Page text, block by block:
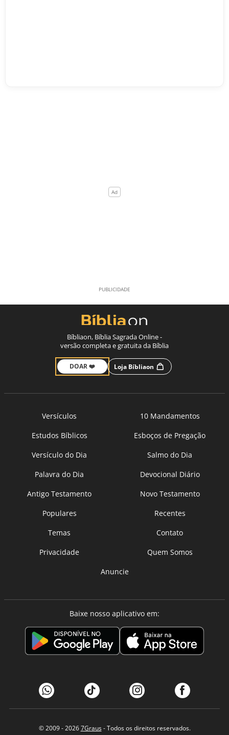
Bíbliaon, Bíblia Sagrada Online -
versão completa e gratuita da Bíblia
DOAR ❤️ Loja Bíbliaon
Versículos
10 Mandamentos
Estudos Bíblicos
Esboços de Pregação
Versículo do Dia
Salmo do Dia
Palavra do Dia
Devocional Diário
Antigo Testamento
Novo Testamento
Populares
Recentes
Temas
Contato
Privacidade
Quem Somos
Anuncie
Baixe nosso aplicativo em:
© 2009 - 20267Graus- Todos os direitos reservados.